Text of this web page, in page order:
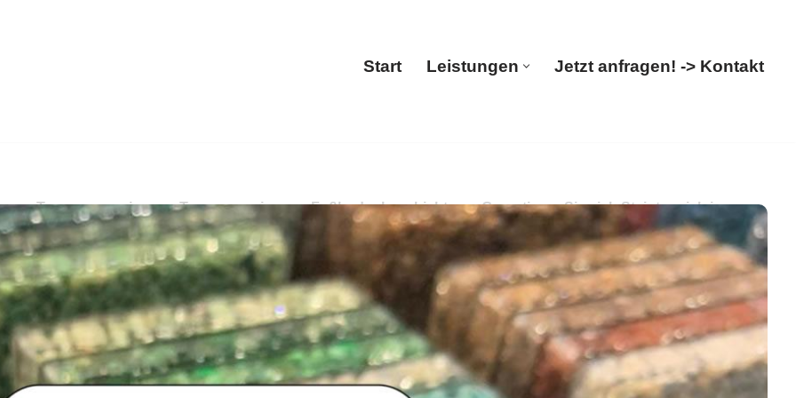
Start Leistungen Jetzt anfragen! -> Kontakt
Terrassensanierung, Treppensanierung, Fußbodenbeschichtung. Garantieren Sie sich Steinteppich in
Balkonsanierung, Terrassensanierung, Fußbodenbeschichtung. Für ✓Terrassensanierung,
✓Fußbodenbeschichtung für 69242 Mühlhausen:
PayKIES, Ihr Boden-Verleger. Ihr Erfolg ist unser Ziel